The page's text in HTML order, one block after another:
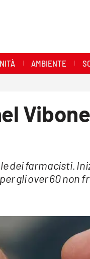
AMBIENTE
dei farmacisti.
gli over 60 non